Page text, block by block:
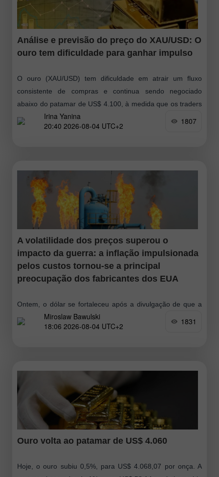
Análise e previsão do preço do XAU/USD: O
ouro tem dificuldade para ganhar impulso
O ouro (XAU/USD) tem dificuldade em atrair um fluxo
consistente de compras e continua sendo negociado
abaixo do patamar de US$ 4.100, à medida que os traders
preferem aguardar novos
Irina Yanina
20:40 2026-08-04 UTC+2
1807
A volatilidade dos preços superou o
impacto da guerra: a inflação impulsionada
pelos custos tornou-se a principal
preocupação dos fabricantes dos EUA
Ontem, o dólar se fortaleceu após a divulgação de que a
atividade manufatureira dos Estados Unidos avançou em
julho no ritmo mais rápido em mais de quatro anos.
Miroslaw Bawulski
18:06 2026-08-04 UTC+2
1831
Ouro volta ao patamar de US$ 4.060
Hoje, o ouro subiu 0,5%, para US$ 4.068,07 por onça. A